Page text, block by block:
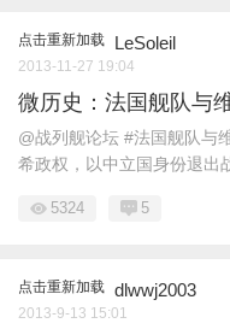
点击重新加载 LeSoleil
2013-11-27 19:04
微历史：法国舰队与
@战列舰论坛 #法国舰队与
希政权，以中立国身份退出
5324 5
点击重新加载 dlwwj2003
2013-9-13 15:01